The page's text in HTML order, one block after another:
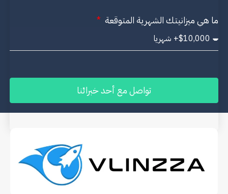
ما هي ميزانيتك الشهرية المتوقعة
تواصل مع أحد خبرائنا